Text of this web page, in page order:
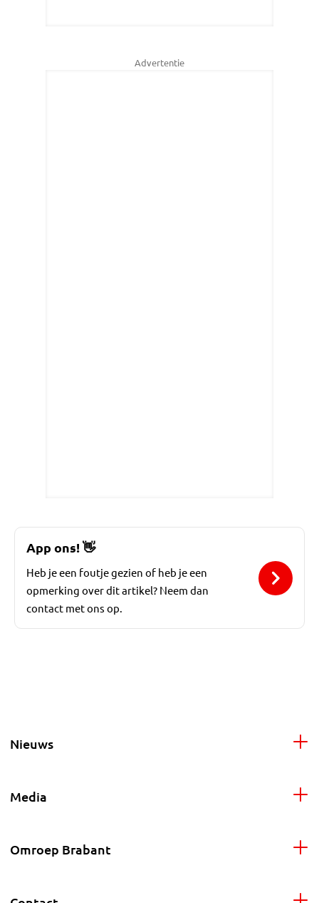
Advertentie
App ons!👋
Heb je een foutje gezien of heb je een
opmerking over dit artikel? Neem dan
contact met ons op.
Nieuws
Media
Omroep Brabant